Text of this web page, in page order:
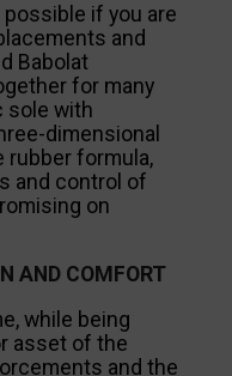
possible if you are
and
Babolat
for many
sole with
dimensional
rubber formula,
and control of
on
AND COMFORT
while being
asset of the
and the